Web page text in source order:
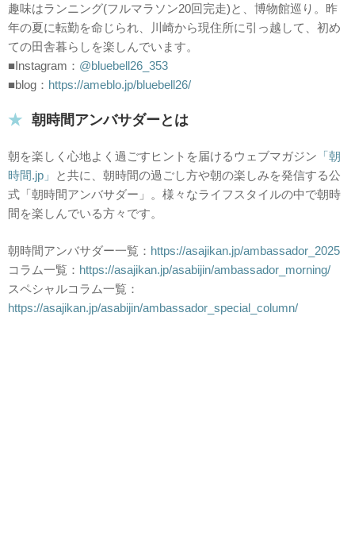
趣味はランニング(フルマラソン20回完走)と、博物館巡り。昨
年の夏に転勤を命じられ、川崎から現住所に引っ越して、初め
ての田舎暮らしを楽しんでいます。
■Instagram： @bluebell26_353
■blog： https://ameblo.jp/bluebell26/
朝時間アンバサダーとは
朝を楽しく心地よく過ごすヒントを届けるウェブマガジン 「朝
時間.jp」
と共に、朝時間の過ごし方や朝の楽しみを発信する公
式「朝時間アンバサダー」。様々なライフスタイルの中で朝時
間を楽しんでいる方々です。
朝時間アンバサダー一覧： https://asajikan.jp/ambassador_2025
コラム一覧： https://asajikan.jp/asabijin/ambassador_morning/
スペシャルコラム一覧：
https://asajikan.jp/asabijin/ambassador_special_column/